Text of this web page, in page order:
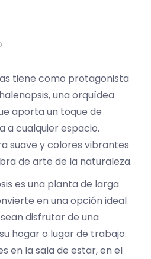
tiene como protagonista
una orquídea
aporta un toque de
a cualquier espacio.
suave y colores vibrantes
de arte de la naturaleza.
es una planta de larga
en una opción ideal
disfrutar de una
hogar o lugar de trabajo.
en la sala de estar, en el